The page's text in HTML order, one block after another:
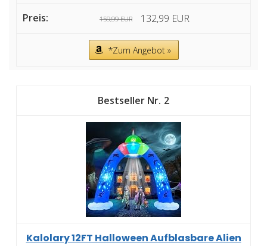
159,99 EUR 132,99 EUR
*Zum Angebot »
2
Kalolary 12FT Halloween Aufblasbare Alien